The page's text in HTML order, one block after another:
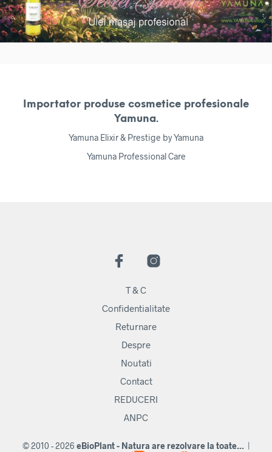
Importator produse cosmetice profesionale
Yamuna.
Yamuna Elixir & Prestige by Yamuna
Yamuna Professional Care
T & C
Confidentialitate
Returnare
Despre
Noutati
Contact
REDUCERI
ANPC
© 2010 - 2026 eBioPlant - Natura are rezolvare la toate... |